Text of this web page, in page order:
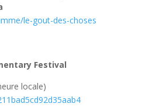
le-gout-des-choses
Festival
locale)